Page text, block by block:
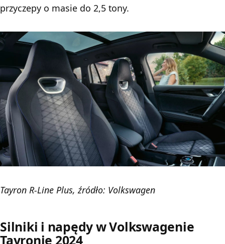
przyczepy o masie do 2,5 tony.
Tayron R-Line Plus, źródło: Volkswagen
Silniki i napędy w Volkswagenie
Tayronie 2024